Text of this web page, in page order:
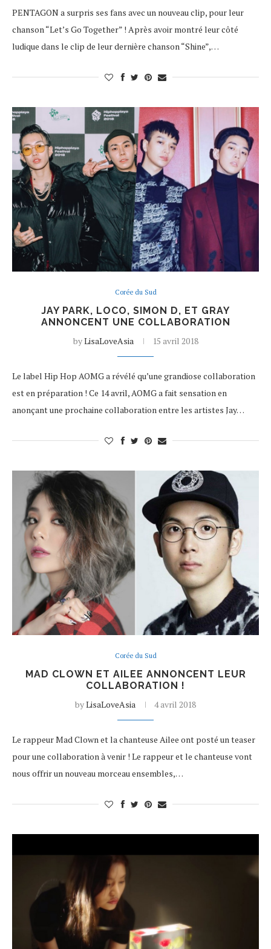
PENTAGON a surpris ses fans avec un nouveau clip, pour leur
chanson “Let’s Go Together” ! Après avoir montré leur côté
ludique dans le clip de leur dernière chanson “Shine”,…
Corée du Sud
JAY PARK, LOCO, SIMON D, ET GRAY
ANNONCENT UNE COLLABORATION
byLisaLoveAsia 15 avril 2018
Le label Hip Hop AOMG a révélé qu’une grandiose collaboration
est en préparation ! Ce 14 avril, AOMG a fait sensation en
anonçant une prochaine collaboration entre les artistes Jay…
Corée du Sud
MAD CLOWN ET AILEE ANNONCENT LEUR
COLLABORATION !
byLisaLoveAsia 4 avril 2018
Le rappeur Mad Clown et la chanteuse Ailee ont posté un teaser
pour une collaboration à venir ! Le rappeur et le chanteuse vont
nous offrir un nouveau morceau ensembles,…